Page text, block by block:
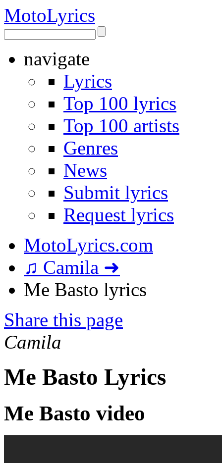
MotoLyrics
navigate
Lyrics
Top 100 lyrics
Top 100 artists
Genres
News
Submit lyrics
Request lyrics
MotoLyrics.com
♫ Camila ➜
Me Basto lyrics
Share this page
Camila
Me Basto Lyrics
Me Basto video